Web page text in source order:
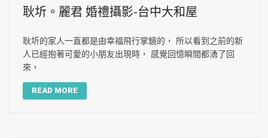
耿圻。麗君 婚禮攝影-台中大和屋
耿圻的家人一直都是由幸福飛行掌鏡的， 所以看到之前的新
人已經抱著可愛的小朋友出現時， 感覺回憶瞬間都湧了回
來，
READ MORE